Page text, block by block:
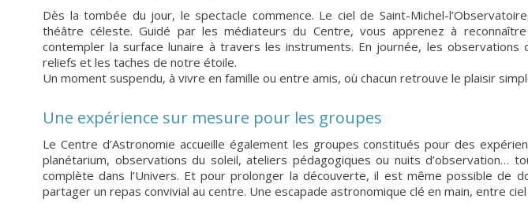
Dès la tombée du jour, le spectacle commence. Le ciel de Saint-Michel-
théâtre céleste. Guidé par les médiateurs du Centre, vous apprenez à
contempler la surface lunaire à travers les instruments. En journée, les
reliefs et les taches de notre étoile.
Un moment suspendu, à vivre en famille ou entre amis, où chacun retrouve le plaisir
Une expérience sur mesure pour les groupes
Le Centre d’Astronomie accueille également les groupes constitués pour des
planétarium, observations du soleil, ateliers pédagogiques ou nuits d’observation…
complète dans l’Univers. Et pour prolonger la découverte, il est même possible de
partager un repas convivial au centre. Une escapade astronomique clé en main, entre